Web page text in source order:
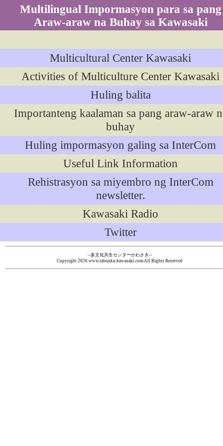
Multilingual Impormasyon para sa pang
Araw-araw na Buhay sa Kawasaki
Multicultural Center Kawasaki
Activities of Multiculture Center Kawasaki
Huling balita
Importanteng kaalaman sa pang araw-araw
buhay
Huling impormasyon galing sa InterCom
Useful Link Information
Rehistrasyon sa miyembro ng InterCom
newsletter.
Kawasaki Radio
Twitter
--多文化共生センターかわさき--
Copyright 2026 www.tabunka-kawasaki.com All Rights Reserved